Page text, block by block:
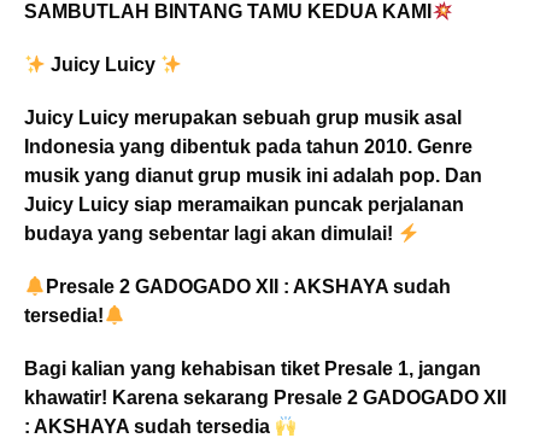
SAMBUTLAH BINTANG TAMU KEDUA KAMI
Juicy Luicy
Juicy Luicy merupakan sebuah grup musik asal
Indonesia yang dibentuk pada tahun 2010. Genre
musik yang dianut grup musik ini adalah pop. Dan
Juicy Luicy siap meramaikan puncak perjalanan
budaya yang sebentar lagi akan dimulai!
Presale 2 GADOGADO XII : AKSHAYA sudah
tersedia!
Bagi kalian yang kehabisan tiket Presale 1, jangan
khawatir! Karena sekarang Presale 2 GADOGADO XII
: AKSHAYA sudah tersedia